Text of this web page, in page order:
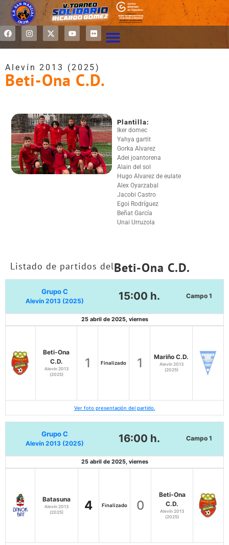
Alevín 2013 (2025)
Beti-Ona C.D.
Plantilla:
Iker domec
Yahya gartit
Gorka Alvarez
Adei joantorena
Alain del sol
Hugo Alvarez de eulate
Alex Oyarzabal
Jacobi Castro
Egoi Rodríguez
Beñat García
Unai Urruzola
Listado de partidos delBeti-Ona C.D.
Grupo C
Alevín 2013 (2025) 15:00 h. Campo 1
25 abril de 2025, viernes
Beti-Ona
C.D.
Alevín 2013
(2025)
1 Finalizado 1 Mariño C.D.
Alevín 2013
(2025)
Ver foto presentación del partido.
Grupo C
Alevín 2013 (2025) 16:00 h. Campo 1
25 abril de 2025, viernes
Batasuna
Alevín 2013
(2025)
4 Finalizado 0
Beti-Ona
C.D.
Alevín 2013
(2025)